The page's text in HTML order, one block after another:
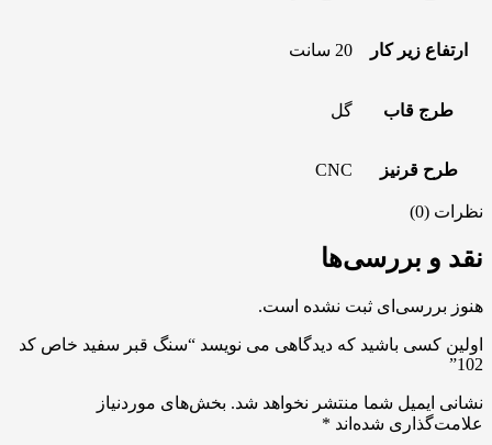
ارتفاع زیر کار 20 سانت
طرج قاب گل
طرح قرنیز CNC
نظرات (0)
نقد و بررسی‌ها
هنوز بررسی‌ای ثبت نشده است.
اولین کسی باشید که دیدگاهی می نویسد “سنگ قبر سفید خاص کد
102”
نشانی ایمیل شما منتشر نخواهد شد. بخش‌های موردنیاز
علامت‌گذاری شده‌اند *